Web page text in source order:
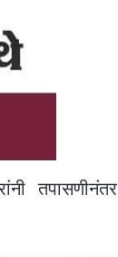
तपासणीनंतर